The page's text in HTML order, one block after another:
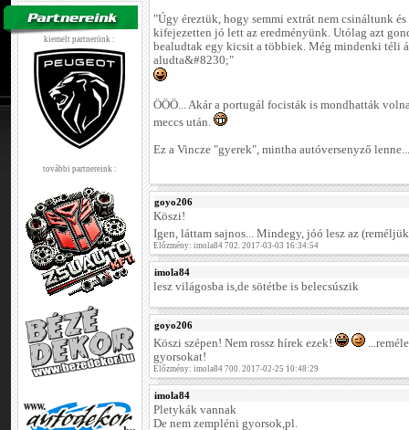
kiemelt partnerünk :
további partnereink :
"Úgy éreztük, hogy semmi extrát nem csináltunk és
kifejezetten jó lett az eredményünk. Utólag azt
bealudtak egy kicsit a többiek. Még mindenki téli
aludta&#8230;"
ÖÖÖ... Akár a portugál focisták is mondhatták
meccs után.
Ez a Vincze "gyerek", mintha autóversenyző lenne...
goyo206
Köszi!
Igen, láttam sajnos... Mindegy, jóó lesz az
Előzmény: imola84 702. 2017-03-03 16:34:54
imola84
lesz világosba is,de sötétbe is belecsúszik
goyo206
Köszi szépen! Nem rossz hírek ezek!
gyorsokat!
Előzmény: imola84 700. 2017-02-25 10:48:29
imola84
Pletykák vannak
De nem zempléni gyorsok,pl.